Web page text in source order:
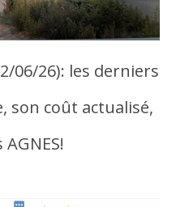
06/26): les derniers
son coût actualisé,